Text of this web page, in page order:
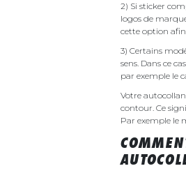
2) Si sticker
logos de
cette option
3) Certains
sens. Dans ce
par exemple le
Votre
contour. Ce
Par exemple le